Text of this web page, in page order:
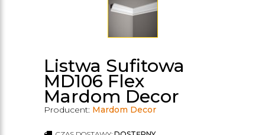
Listwa Sufitowa
MD106 Flex
Mardom Decor
Producent: Mardom Decor